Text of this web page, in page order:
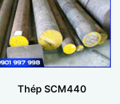
Thép SCM440